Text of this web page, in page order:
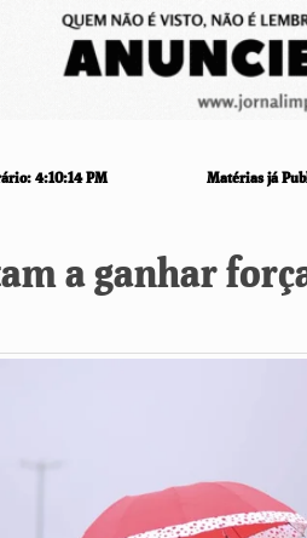
4:10:15 PM Matérias já
a ganhar